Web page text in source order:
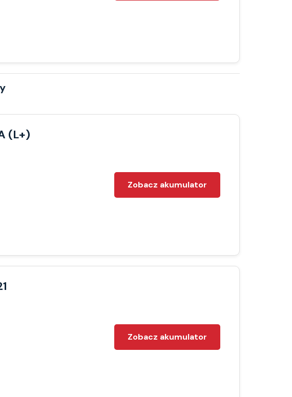
(L+)
Zobacz akumulator
Zobacz akumulator